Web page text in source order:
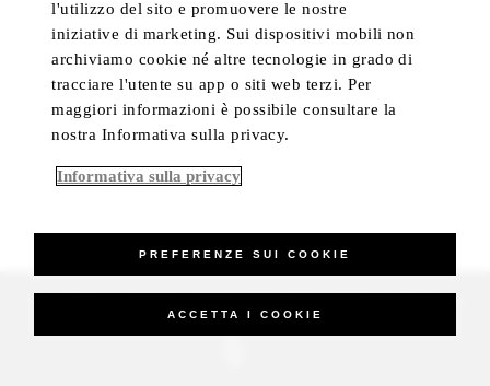
_Four Seasons Hotels Limited 1997-2026. All Rights Reserved.
l'utilizzo del sito e promuovere le nostre
iniziative di marketing. Sui dispositivi mobili non
archiviamo cookie né altre tecnologie in grado di
tracciare l'utente su app o siti web terzi. Per
maggiori informazioni è possibile consultare la
nostra Informativa sulla privacy.
Informativa sulla privacy
PREFERENZE SUI COOKIE
ACCETTA I COOKIE